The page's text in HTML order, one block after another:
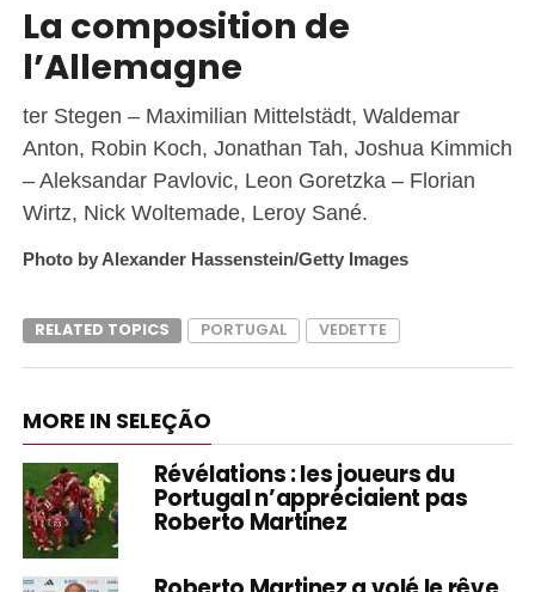
La composition de
l’Allemagne
ter Stegen – Maximilian Mittelstädt, Waldemar
Anton, Robin Koch, Jonathan Tah, Joshua Kimmich
– Aleksandar Pavlovic, Leon Goretzka – Florian
Wirtz, Nick Woltemade, Leroy Sané.
Photo by Alexander Hassenstein/Getty Images
RELATED TOPICS PORTUGAL VEDETTE
MORE IN SELEÇÃO
Révélations : les joueurs du
Portugal n’appréciaient pas
Roberto Martinez